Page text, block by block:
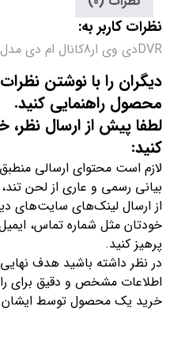
نظرات کاربر به:
DVRدی وی ار8کانال ام دی مدل MD XVR-2008-KD ام دی
دیگران را با نوشتن
محصول راهنمایی کنید.
لطفا پیش از ارسال نظر،
کنید:
لازم است محتوای ارسالی
بیانی رسمی و عاری از لحن
از ارسال لینک‌های سایت‌های
خودتان مثل شماره تماس،
پرهیز کنید.
در نظر داشته باشید هدف نهایی
اطلاعات مشخص و دقیق برای
خرید یک محصول توسط